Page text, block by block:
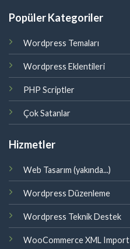
Popüler Kategoriler
Wordpress Temaları
Wordpress Eklentileri
PHP Scriptler
Çok Satanlar
Hizmetler
Web Tasarım (yakında...)
Wordpress Düzenleme
Wordpress Teknik Destek
WooCommerce XML Import